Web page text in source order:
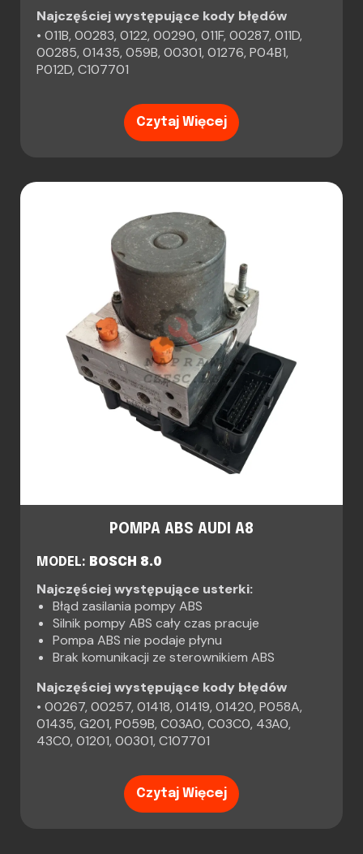
Najczęściej występujące kody błędów
• 011B, 00283, 0122, 00290, 011F, 00287, 011D,
00285, 01435, 059B, 00301, 01276, P04B1,
P012D, C107701
Czytaj Więcej
POMPA ABS AUDI A8
MODEL: BOSCH 8.0
Najczęściej występujące usterki:
Błąd zasilania pompy ABS
Silnik pompy ABS cały czas pracuje
Pompa ABS nie podaje płynu
Brak komunikacji ze sterownikiem ABS
Najczęściej występujące kody błędów
• 00267, 00257, 01418, 01419, 01420, P058A,
01435, G201, P059B, C03A0, C03C0, 43A0,
43C0, 01201, 00301, C107701
Czytaj Więcej